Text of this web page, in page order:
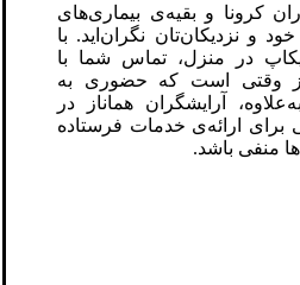
کرونا و بقیه‌ی بیماری‌های
و نزدیکان‌تان نگران‌اید. با
در منزل، تماس شما با
از وقتی است که حضوری به
آرایشگران هماناز در
ارائه‌ی خدمات فرستاده
منفی باشد.